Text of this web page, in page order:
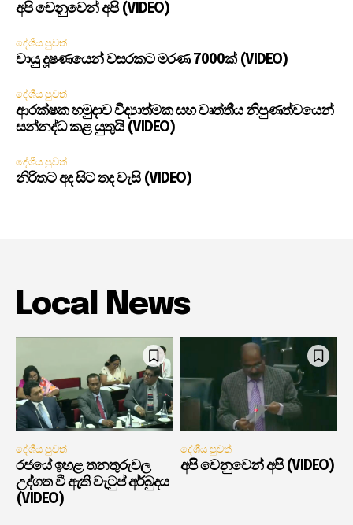
අපි වෙනුවෙන් අපි (VIDEO)
දේශීය පුවත්
වායු දූෂණයෙන් වසරකට මරණ 7000ක් (VIDEO)
දේශීය පුවත්
ආරක්ෂක හමුදාව විද්‍යාත්මක සහ වෘත්තීය නිපුණත්වයෙන්
සන්නද්ධ කළ යුතුයි (VIDEO)
දේශීය පුවත්
නිරිතට අද සිට තද වැසි (VIDEO)
Local News
දේශීය පුවත්
රජයේ ඉහළ තනතුරුවල
උද්ගත වී ඇති වැටුප් අර්බුදය
(VIDEO)
දේශීය පුවත්
අපි වෙනුවෙන් අපි (VIDEO)